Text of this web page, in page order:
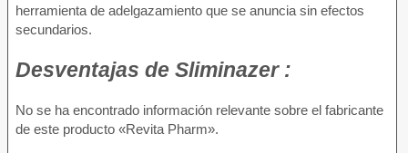
herramienta de adelgazamiento que se anuncia sin efectos
secundarios.
Desventajas de Sliminazer :
No se ha encontrado información relevante sobre el fabricante
de este producto «Revita Pharm».